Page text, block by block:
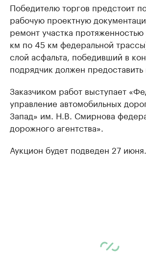
Победителю торгов предстоит
рабочую проектную
ремонт участка
км по 45 км федеральной
слой асфальта, победивший в
подрядчик должен предоставить
Заказчиком работ выступает
управление автомобильных
Запад» им. Н.В. Смирнова
дорожного агентства».
Аукцион будет подведен 27 июня.